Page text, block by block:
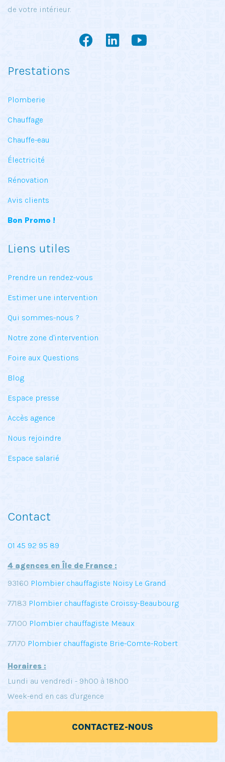
de votre intérieur.
Prestations
Plomberie
Chauffage
Chauffe-eau
Électricité
Rénovation
Avis clients
Bon Promo !
Liens utiles
Prendre un rendez-vous
Estimer une intervention
Qui sommes-nous ?
Notre zone d'intervention
Foire aux Questions
Blog
Espace presse
Accès agence
Nous rejoindre
Espace salarié
Contact
01 45 92 95 89
4 agences en Île de France :
93160 Plombier chauffagiste Noisy Le Grand
77183 Plombier chauffagiste Croissy-Beaubourg
77100 Plombier chauffagiste Meaux
77170 Plombier chauffagiste Brie-Comte-Robert
Horaires :
Lundi au vendredi - 9h00 à 18h00
Week-end en cas d'urgence
CONTACTEZ-NOUS